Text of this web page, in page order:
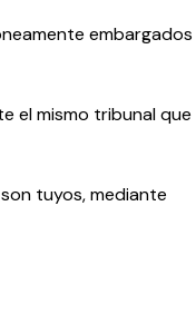
embargados
el mismo tribunal que
tuyos, mediante